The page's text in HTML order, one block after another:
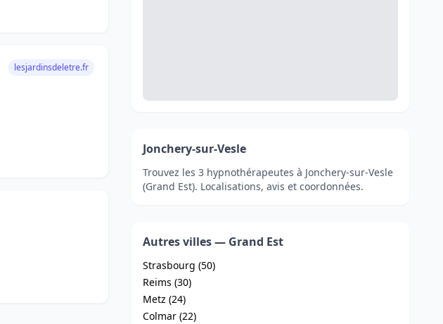
lesjardinsdeletre.fr
Jonchery-sur-Vesle
Trouvez les 3 hypnothérapeutes à Jonchery-sur-Vesle
(Grand Est). Localisations, avis et coordonnées.
Autres villes — Grand Est
Strasbourg (50)
Reims (30)
Metz (24)
Colmar (22)